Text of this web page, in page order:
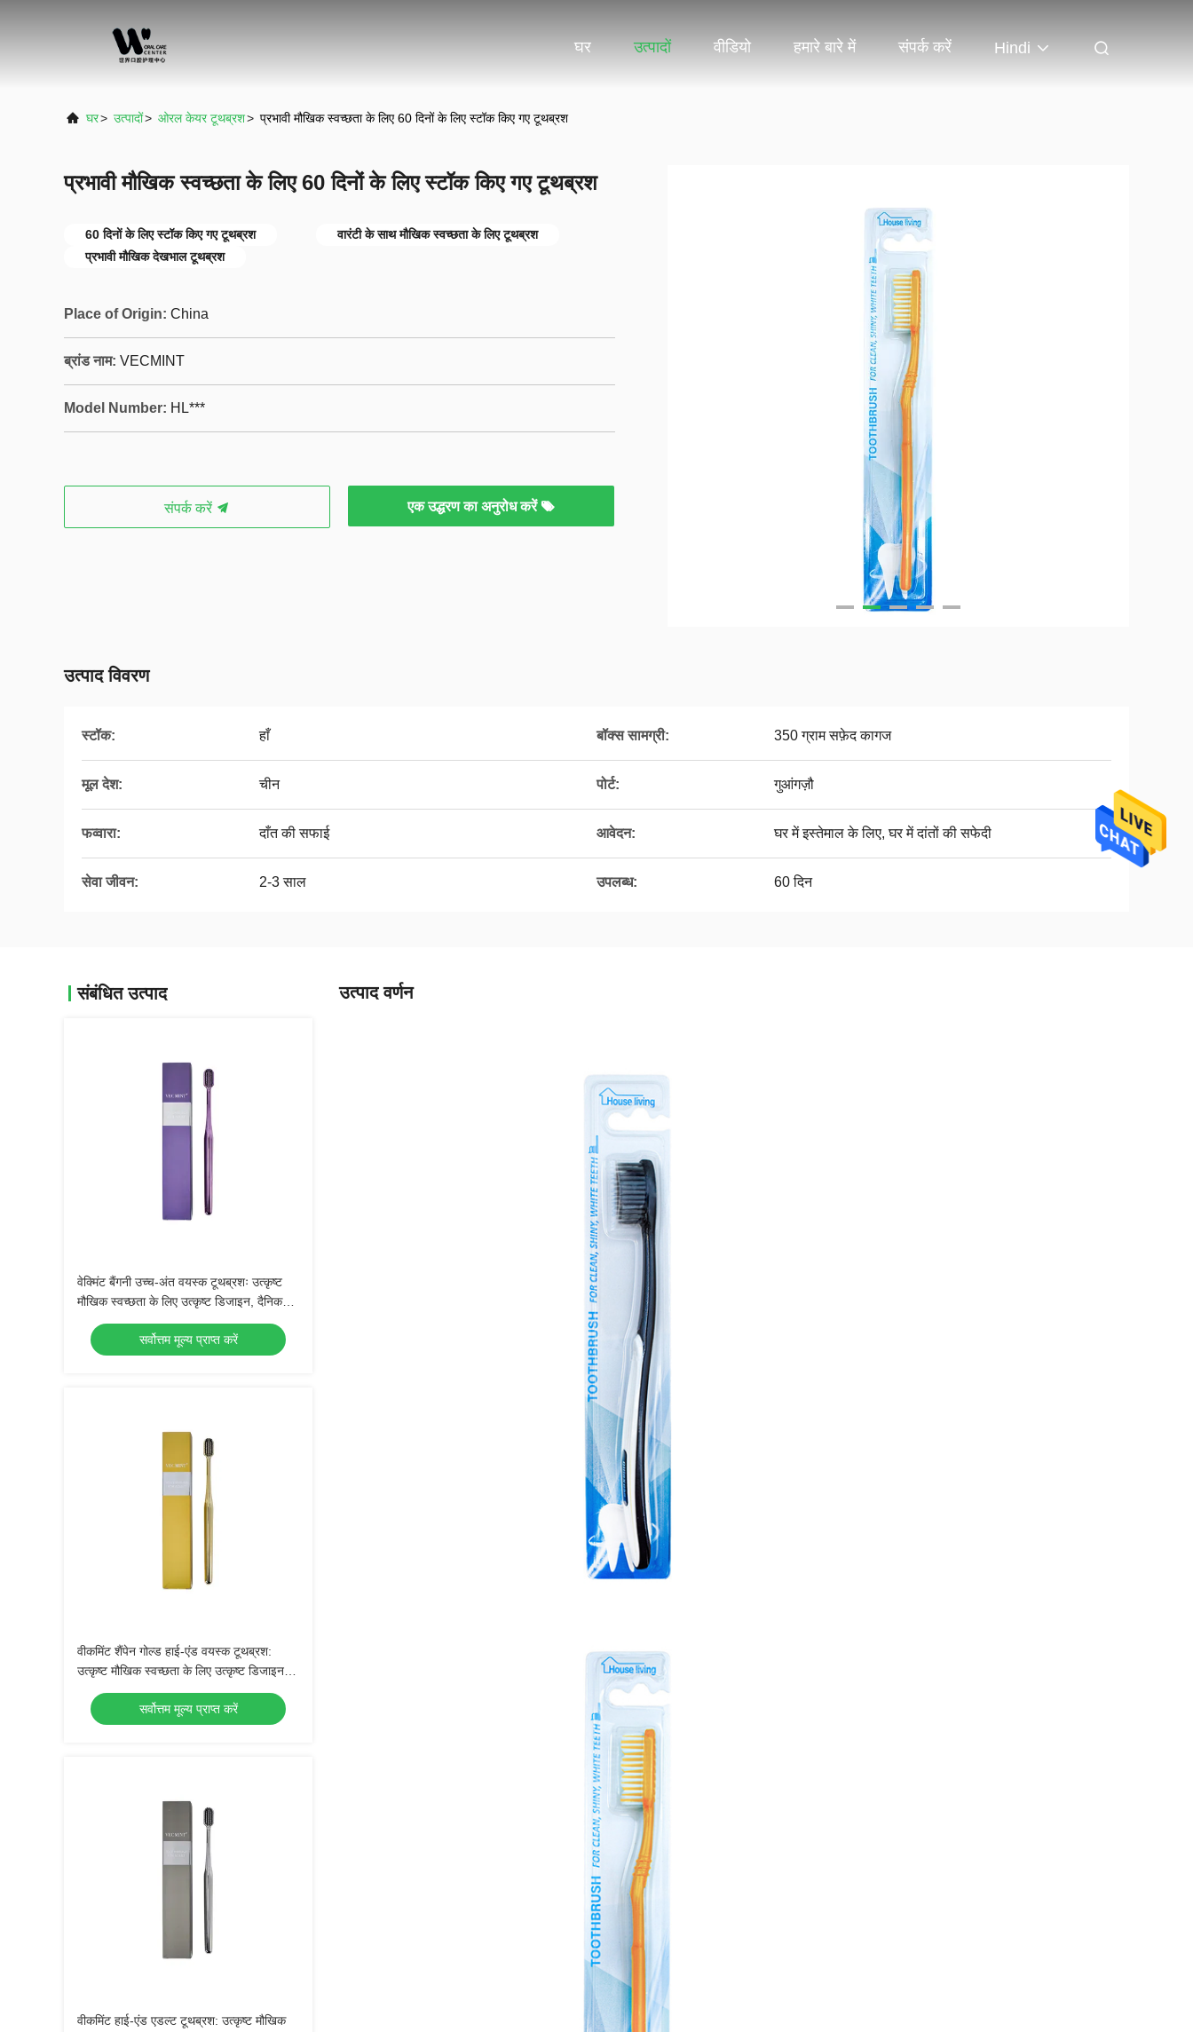
घर उत्पादों वीडियो हमारे बारे में संपर्क करें Hindi
घर> उत्पादों> ओरल केयर टूथब्रश> प्रभावी मौखिक स्वच्छता के लिए 60 दिनों के लिए स्टॉक किए गए टूथब्रश
प्रभावी मौखिक स्वच्छता के लिए 60 दिनों के लिए स्टॉक किए गए टूथब्रश
60 दिनों के लिए स्टॉक किए गए टूथब्रश
वारंटी के साथ मौखिक स्वच्छता के लिए टूथब्रश
प्रभावी मौखिक देखभाल टूथब्रश
Place of Origin: China
ब्रांड नाम: VECMINT
Model Number: HL***
संपर्क करें एक उद्धरण का अनुरोध करें
उत्पाद विवरण
स्टॉक: हाँ बॉक्स सामग्री: 350 ग्राम सफ़ेद कागज
मूल देश: चीन पोर्ट: गुआंगज़ौ
फव्वारा: दाँत की सफाई आवेदन: घर में इस्तेमाल के लिए, घर में दांतों की सफेदी
सेवा जीवन: 2-3 साल उपलब्ध: 60 दिन
संबंधित उत्पाद
वेक्मिंट बैंगनी उच्च-अंत वयस्क टूथब्रशः उत्कृष्ट
मौखिक स्वच्छता के लिए उत्कृष्ट डिजाइन, दैनिक
उपयोग के लिए एकदम सही
सर्वोत्तम मूल्य प्राप्त करें
वीकमिंट शैंपेन गोल्ड हाई-एंड वयस्क टूथब्रश:
उत्कृष्ट मौखिक स्वच्छता के लिए उत्कृष्ट डिजाइन,
दैनिक उपयोग के लिए एकदम सही
सर्वोत्तम मूल्य प्राप्त करें
वीकमिंट हाई-एंड एडल्ट टूथब्रश: उत्कृष्ट मौखिक
उत्पाद वर्णन